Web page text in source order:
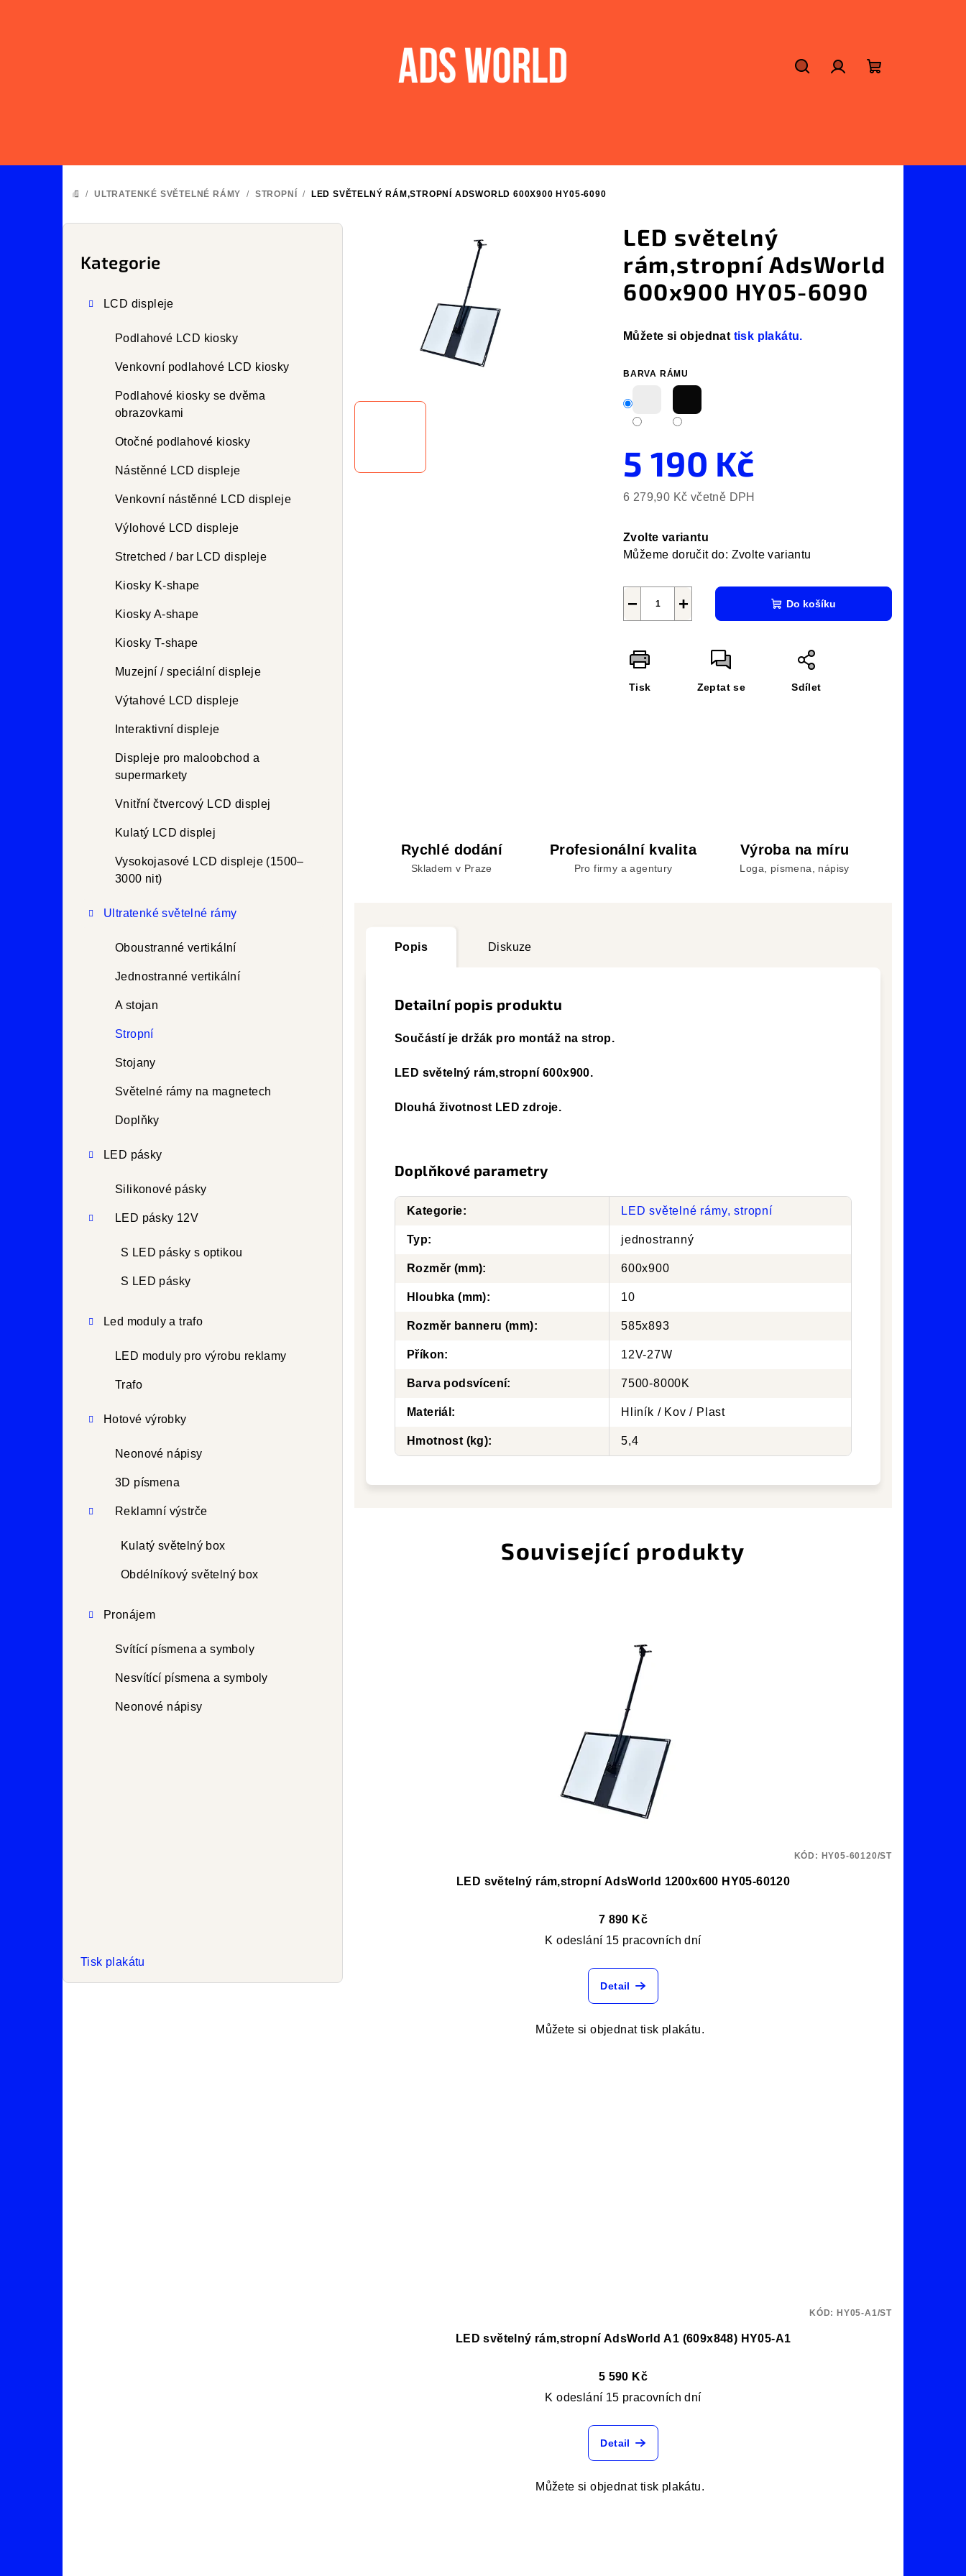
DOMŮ
/ ULTRATENKÉ SVĚTELNÉ RÁMY / STROPNÍ / LED SVĚTELNÝ RÁM,STROPNÍ ADSWORLD 600X900 HY05-6090
P
Přeskočit
Kategorie
LCD displeje
Podlahové LCD kiosky
Venkovní podlahové LCD kiosky
Podlahové kiosky se dvěma
obrazovkami
Otočné podlahové kiosky
Nástěnné LCD displeje
Venkovní nástěnné LCD displeje
Výlohové LCD displeje
Stretched / bar LCD displeje
Kiosky K-shape
Kiosky A-shape
Kiosky T-shape
Muzejní / speciální displeje
Výtahové LCD displeje
Interaktivní displeje
Displeje pro maloobchod a
supermarkety
Vnitřní čtvercový LCD displej
Kulatý LCD displej
Vysokojasové LCD displeje (1500–
3000 nit)
Ultratenké světelné rámy
Oboustranné vertikální
Jednostranné vertikální
A stojan
Stropní
Stojany
Světelné rámy na magnetech
Doplňky
LED pásky
Silikonové pásky
LED pásky 12V
S LED pásky s optikou
S LED pásky
Led moduly a trafo
LED moduly pro výrobu reklamy
Trafo
Hotové výrobky
Neonové nápisy
3D písmena
Reklamní výstrče
Kulatý světelný box
Obdélníkový světelný box
Pronájem
Svítící písmena a symboly
Nesvítící písmena a symboly
Neonové nápisy
Tisk plakátu
LED světelný
rám,stropní AdsWorld
600x900 HY05-6090
Můžete si objednat tisk plakátu.
BARVA RÁMU
5 190 Kč
6 279,90 Kč včetně DPH
cena:
Zvolte variantu
Můžeme doručit do: Zvolte variantu
+
− Do košíku
Tisk Zeptat se Sdílet
Rychlé dodání
Skladem v Praze
Profesionální kvalita
Pro firmy a agentury
Výroba na míru
Loga, písmena, nápisy
Popis Diskuze
Detailní popis produktu
Součástí je držák pro montáž na strop.
LED světelný rám,stropní 600x900.
Dlouhá životnost LED zdroje.
Doplňkové parametry
Kategorie: LED světelné rámy, stropní
Typ: jednostranný
Rozměr (mm): 600x900
Hloubka (mm): 10
Rozměr banneru (mm): 585x893
Příkon: 12V-27W
Barva podsvícení: 7500-8000K
Materiál : Hliník / Kov / Plast
Hmotnost (kg): 5,4
Související produkty
LED světelný rám,stropní AdsWorld 1200x600 HY05-60120
7 890 Kč
K odeslání 15 pracovních dní
Detail
Můžete si objednat tisk plakátu.
KÓD: HY05-60120/ST
LED světelný rám,stropní AdsWorld A1 (609x848) HY05-A1
5 590 Kč
K odeslání 15 pracovních dní
Detail
Můžete si objednat tisk plakátu.
KÓD: HY05-A1/ST